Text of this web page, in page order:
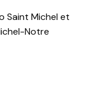
Saint Michel et
Notre